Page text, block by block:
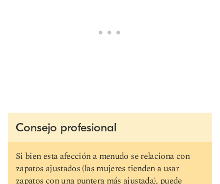
Consejo profesional
Si bien esta afección a menudo se relaciona con
zapatos ajustados (las mujeres tienden a usar
zapatos con una puntera más ajustada), puede